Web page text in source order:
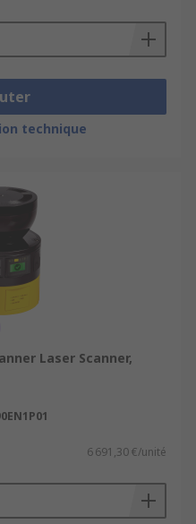
technique
Laser Scanner,
6 691,30 €/unité